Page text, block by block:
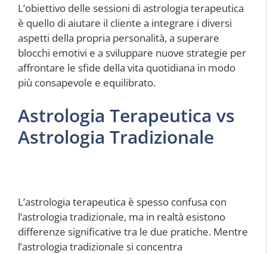
L’obiettivo delle sessioni di astrologia terapeutica
è quello di aiutare il cliente a integrare i diversi
aspetti della propria personalità, a superare
blocchi emotivi e a sviluppare nuove strategie per
affrontare le sfide della vita quotidiana in modo
più consapevole e equilibrato.
Astrologia Terapeutica vs
Astrologia Tradizionale
L’astrologia terapeutica è spesso confusa con
l’astrologia tradizionale, ma in realtà esistono
differenze significative tra le due pratiche. Mentre
l’astrologia tradizionale si concentra